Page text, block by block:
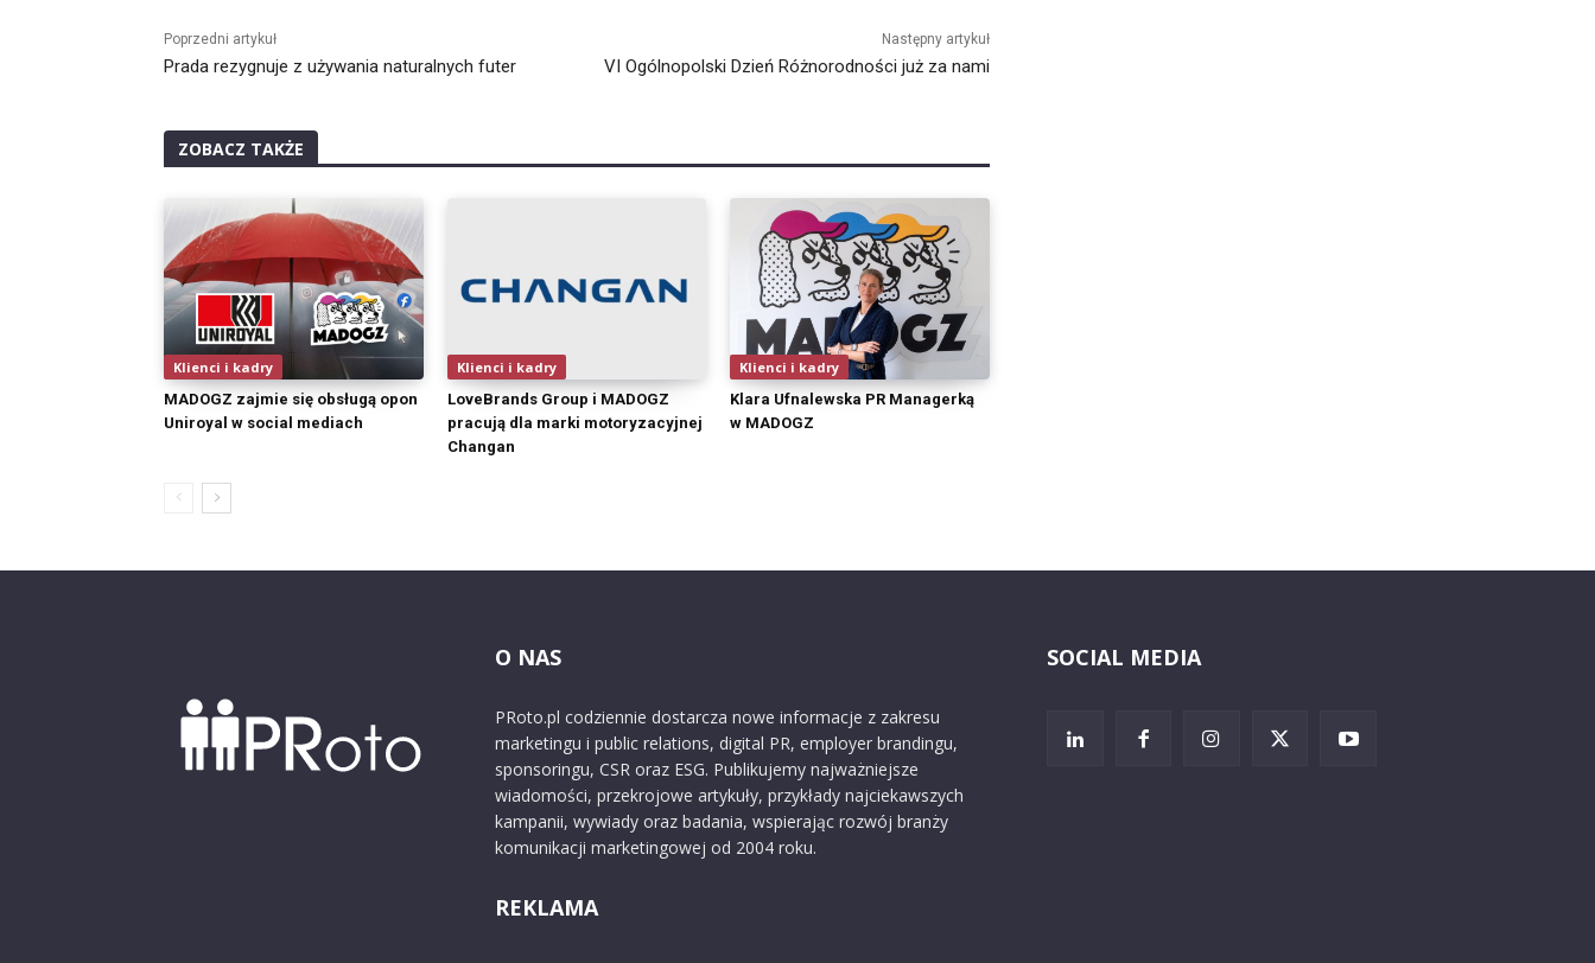
Poprzedni artykuł
Prada rezygnuje z używania naturalnych futer
Następny artykuł
VI Ogólnopolski Dzień Różnorodności już za nami
ZOBACZ TAKŻE
Klienci i kadry
MADOGZ zajmie się obsługą opon
Uniroyal w social mediach
Klienci i kadry
LoveBrands Group i MADOGZ
pracują dla marki motoryzacyjnej
Changan
Klienci i kadry
Klara Ufnalewska PR Managerką
w MADOGZ
O NAS
PRoto.pl codziennie dostarcza nowe informacje z zakresu
marketingu i public relations, digital PR, employer brandingu,
sponsoringu, CSR oraz ESG. Publikujemy najważniejsze
wiadomości, przekrojowe artykuły, przykłady najciekawszych
kampanii, wywiady oraz badania, wspierając rozwój branży
komunikacji marketingowej od 2004 roku.
REKLAMA
SOCIAL MEDIA